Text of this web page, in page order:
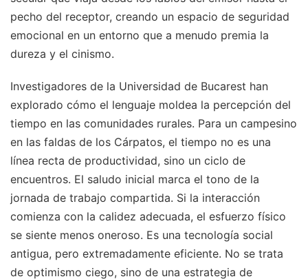
pecho del receptor, creando un espacio de seguridad
emocional en un entorno que a menudo premia la
dureza y el cinismo.
Investigadores de la Universidad de Bucarest han
explorado cómo el lenguaje moldea la percepción del
tiempo en las comunidades rurales. Para un campesino
en las faldas de los Cárpatos, el tiempo no es una
línea recta de productividad, sino un ciclo de
encuentros. El saludo inicial marca el tono de la
jornada de trabajo compartida. Si la interacción
comienza con la calidez adecuada, el esfuerzo físico
se siente menos oneroso. Es una tecnología social
antigua, pero extremadamente eficiente. No se trata
de optimismo ciego, sino de una estrategia de